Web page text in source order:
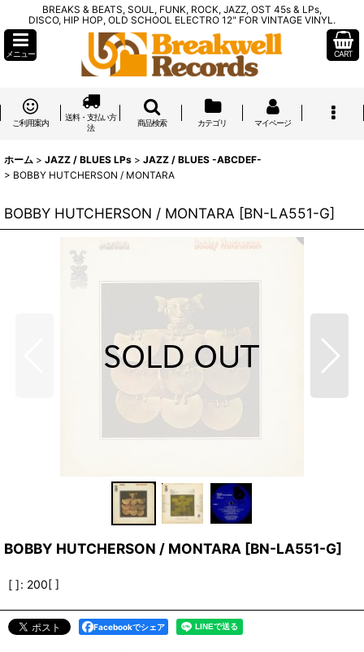
BREAKS & BEATS, SOUL, FUNK, ROCK, JAZZ, OST 45s & LPs,
DISCO, HIP HOP, OLD SCHOOL ELECTRO 12" FOR VINTAGE VINYL.
メニュー CART
ご利用案内
送料・支払い方
法
商品検索 カテゴリ マイページ
ホーム > JAZZ / BLUES LPs > JAZZ / BLUES -ABCDEF-
> BOBBY HUTCHERSON / MONTARA
BOBBY HUTCHERSON / MONTARA [BN-LA551-G]
BOBBY HUTCHERSON / MONTARA [BN-LA551-G]
[ ]: 200[ ]
Facebookでシェア